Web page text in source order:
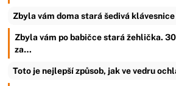
Zbyla vám doma stará šedivá
Zbyla vám po babičce stará žehlička.
za…
Toto je nejlepší způsob, jak ve vedru